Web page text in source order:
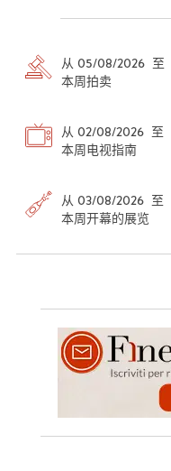
从 05/08/2026 至
本周拍卖
从 02/08/2026 至
本周电视指南
从 03/08/2026 至
本周开幕的展览